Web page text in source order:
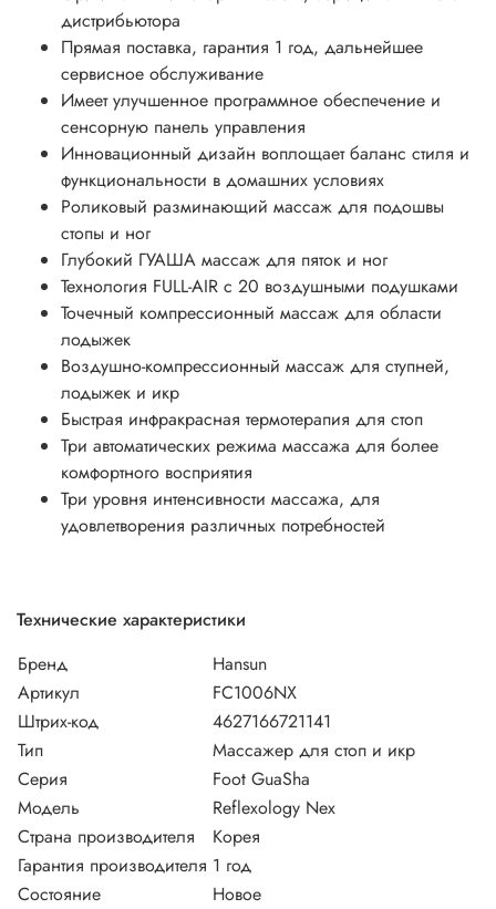
дистрибьютора
Прямая поставка, гарантия 1 год, дальнейшее
сервисное обслуживание
Имеет улучшенное программное обеспечение и
сенсорную панель управления
Инновационный дизайн воплощает баланс стиля и
функциональности в домашних условиях
Роликовый разминающий массаж для подошвы
стопы и ног
Глубокий ГУАША массаж для пяток и ног
Технология FULL-AIR с 20 воздушными подушками
Точечный компрессионный массаж для области
лодыжек
Воздушно-компрессионный массаж для ступней,
лодыжек и икр
Быстрая инфракрасная термотерапия для стоп
Три автоматических режима массажа для более
комфортного восприятия
Три уровня интенсивности массажа, для
удовлетворения различных потребностей
Технические характеристики
Бренд
Hansun
Артикул
FC1006NX
Штрих-код
4627166721141
Тип
Массажер для стоп и икр
Серия
Foot GuaSha
Модель
Reflexology Nex
Страна производителя
Корея
Гарантия производителя 1 год
Состояние
Новое